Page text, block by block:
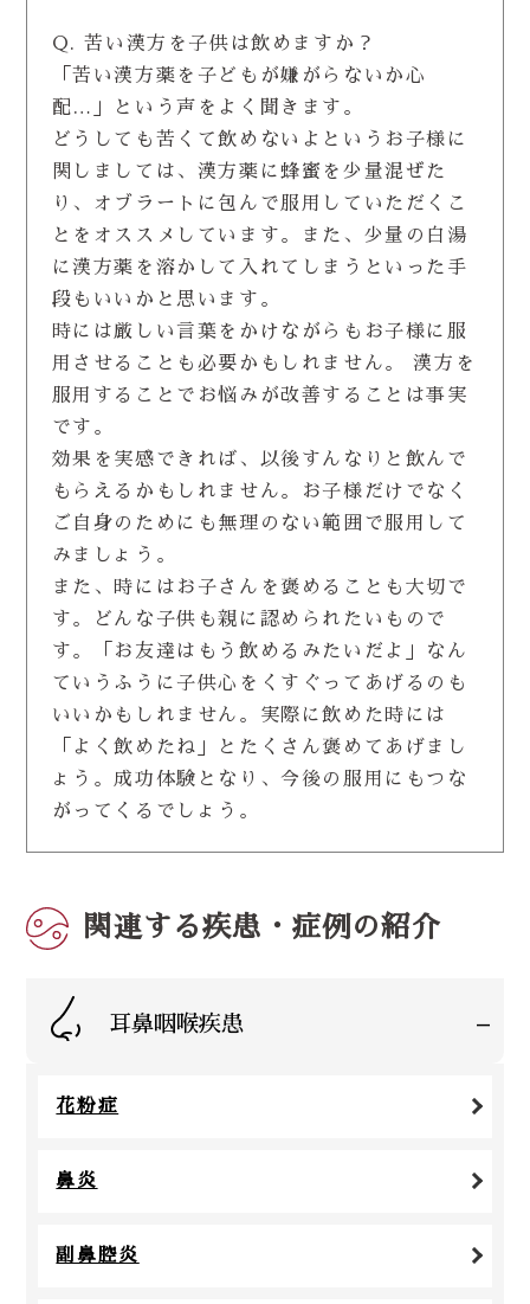
Q. 苦い漢方を子供は飲めますか？
「苦い漢方薬を子どもが嫌がらないか心
配…」という声をよく聞きます。
どうしても苦くて飲めないよというお子様に
関しましては、漢方薬に蜂蜜を少量混ぜた
り、オブラートに包んで服用していただくこ
とをオススメしています。また、少量の白湯
に漢方薬を溶かして入れてしまうといった手
段もいいかと思います。
時には厳しい言葉をかけながらもお子様に服
用させることも必要かもしれません。 漢方を
服用することでお悩みが改善することは事実
です。
効果を実感できれば、以後すんなりと飲んで
もらえるかもしれません。お子様だけでなく
ご自身のためにも無理のない範囲で服用して
みましょう。
また、時にはお子さんを褒めることも大切で
す。どんな子供も親に認められたいもので
す。「お友達はもう飲めるみたいだよ」なん
ていうふうに子供心をくすぐってあげるのも
いいかもしれません。実際に飲めた時には
「よく飲めたね」とたくさん褒めてあげまし
ょう。成功体験となり、今後の服用にもつな
がってくるでしょう。
関連する疾患・症例の紹介
耳鼻咽喉疾患 -
花粉症
鼻炎
副鼻腔炎